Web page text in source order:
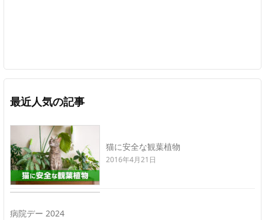
最近人気の記事
猫に安全な観葉植物
2016年4月21日
病院デー 2024